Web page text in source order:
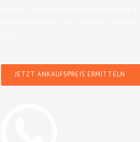
JETZT ANKAUFSPREIS ERMITTELN